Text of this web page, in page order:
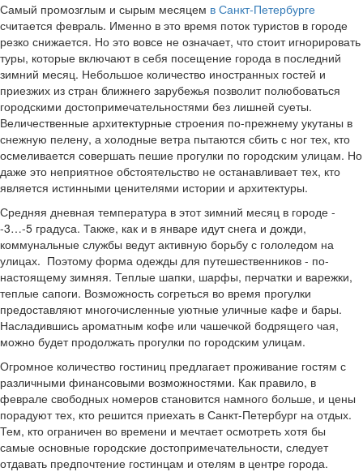
Самый промозглым и сырым месяцем в Санкт-Петербурге
считается февраль. Именно в это время поток туристов в городе
резко снижается. Но это вовсе не означает, что стоит игнорировать
туры, которые включают в себя посещение города в последний
зимний месяц. Небольшое количество иностранных гостей и
приезжих из стран ближнего зарубежья позволит полюбоваться
городскими достопримечательностями без лишней суеты.
Величественные архитектурные строения по-прежнему укутаны в
снежную пелену, а холодные ветра пытаются сбить с ног тех, кто
осмеливается совершать пешие прогулки по городским улицам. Но
даже это неприятное обстоятельство не останавливает тех, кто
является истинными ценителями истории и архитектуры.
Средняя дневная температура в этот зимний месяц в городе -
-3…-5 градуса. Также, как и в январе идут снега и дожди,
коммунальные службы ведут активную борьбу с гололедом на
улицах. Поэтому форма одежды для путешественников - по-
настоящему зимняя. Теплые шапки, шарфы, перчатки и варежки,
теплые сапоги. Возможность согреться во время прогулки
предоставляют многочисленные уютные уличные кафе и бары.
Насладившись ароматным кофе или чашечкой бодрящего чая,
можно будет продолжать прогулки по городским улицам.
Огромное количество гостиниц предлагает проживание гостям с
различными финансовыми возможностями. Как правило, в
феврале свободных номеров становится намного больше, и цены
порадуют тех, кто решится приехать в Санкт-Петербург на отдых.
Тем, кто ограничен во времени и мечтает осмотреть хотя бы
самые основные городские достопримечательности, следует
отдавать предпочтение гостинцам и отелям в центре города.